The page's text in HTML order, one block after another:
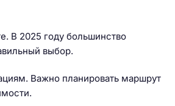
В 2025 году большинство
выбор.
Важно планировать маршрут